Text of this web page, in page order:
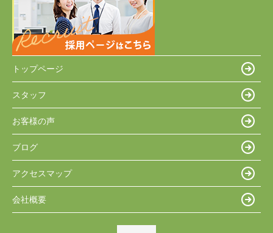
トップページ
スタッフ
お客様の声
ブログ
アクセスマップ
会社概要